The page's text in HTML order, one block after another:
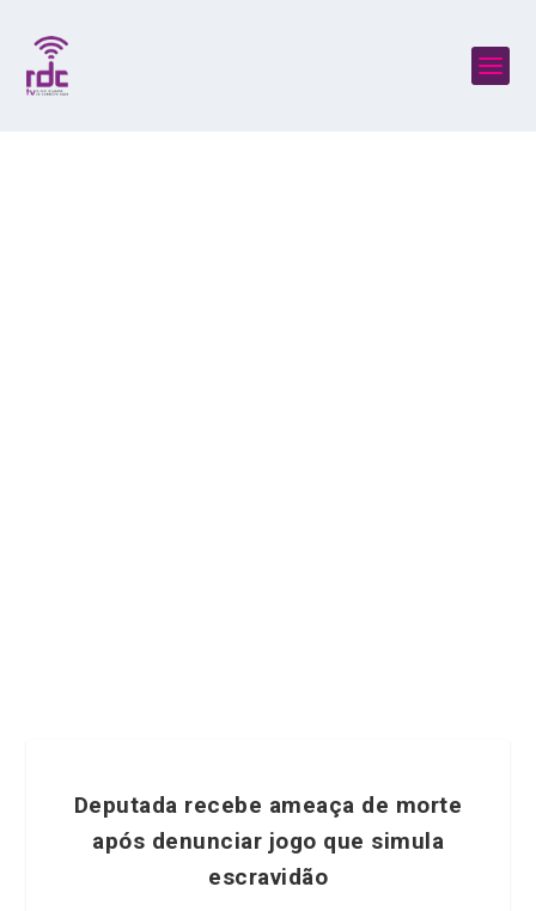
Deputada recebe ameaça de morte
após denunciar jogo que simula
escravidão